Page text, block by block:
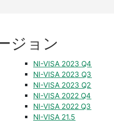
ジョン
NI-VISA 2023 Q4
NI-VISA 2023 Q3
NI-VISA 2023 Q2
NI-VISA 2022 Q4
NI-VISA 2022 Q3
NI-VISA 21.5